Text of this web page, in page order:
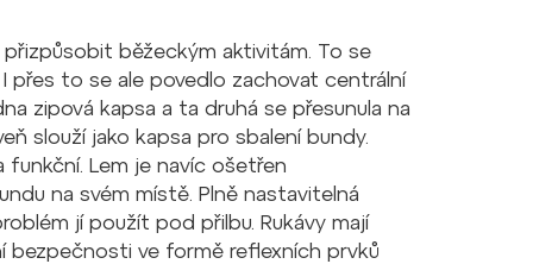
běžeckým aktivitám. To se
I přes to se ale povedlo zachovat centrální
zipová kapsa a ta druhá se přesunula na
slouží jako kapsa pro sbalení bundy.
Lem je navíc ošetřen
na svém místě. Plně nastavitelná
jí použít pod přilbu. Rukávy mají
bezpečnosti ve formě reflexních prvků